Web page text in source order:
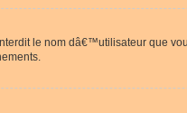
le nom dâ€™utilisateur que